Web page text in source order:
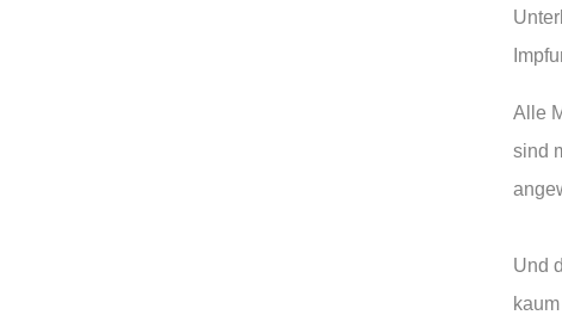
Alle
sind
Und